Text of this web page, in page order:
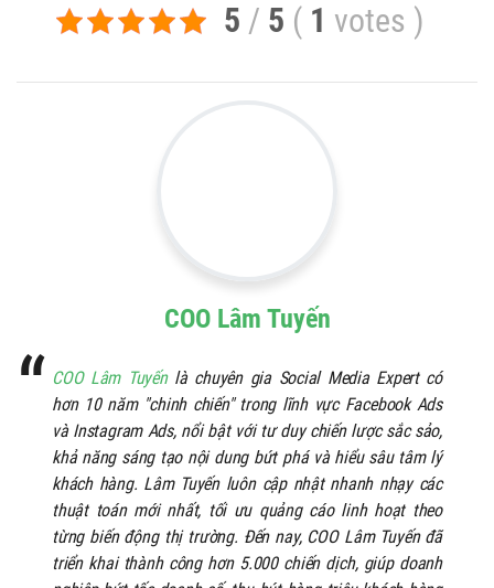
5 / 5 ( 1 votes )
COO Lâm Tuyến
COO Lâm Tuyếnlà chuyên gia Social Media Expert có
hơn 10 năm "chinh chiến" trong lĩnh vực Facebook Ads
và Instagram Ads, nổi bật với tư duy chiến lược sắc sảo,
khả năng sáng tạo nội dung bứt phá và hiểu sâu tâm lý
khách hàng. Lâm Tuyến luôn cập nhật nhanh nhạy các
thuật toán mới nhất, tối ưu quảng cáo linh hoạt theo
từng biến động thị trường. Đến nay, COO Lâm Tuyến đã
triển khai thành công hơn 5.000 chiến dịch, giúp doanh